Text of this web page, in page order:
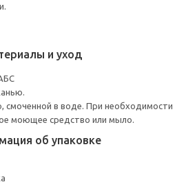
и уход
смоченной в воде. При необходимости
моющее средство или мыло.
об упаковке